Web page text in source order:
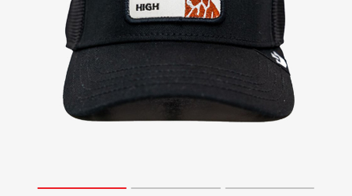
1 2 3